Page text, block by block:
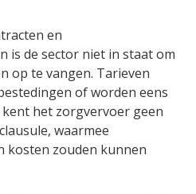
en
is de sector niet in staat om
op te vangen. Tarieven
of worden eens
het zorgvervoer geen
waarmee
kosten zouden kunnen